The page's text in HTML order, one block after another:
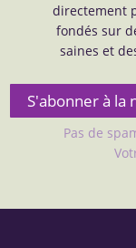
directement
fondés sur
saines et
S'abonner à la
Pas de